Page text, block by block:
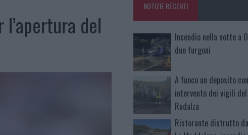
del
NOTIZIE RECENTI
Incendio nella notte a
due furgoni
A fuoco un deposito
intervento dei vigili
Rudalza
Ristorante distrutto